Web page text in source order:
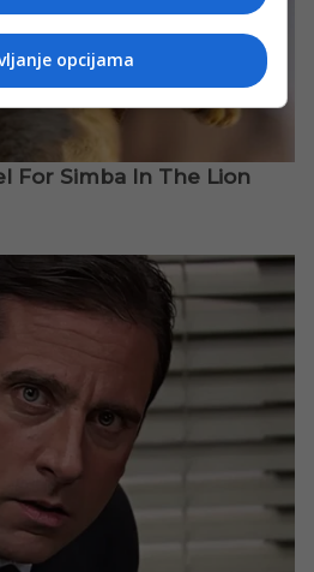
opcijama